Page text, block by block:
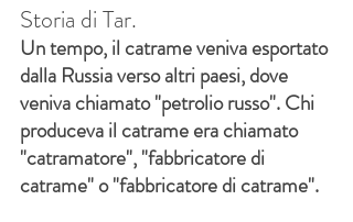
Storia di Tar.
Un tempo, il catrame veniva esportato
dalla Russia verso altri paesi, dove
veniva chiamato "petrolio russo". Chi
produceva il catrame era chiamato
"catramatore", "fabbricatore di
catrame" o "fabbricatore di catrame".